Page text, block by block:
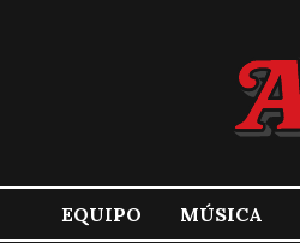
EQUIPO MÚSICA